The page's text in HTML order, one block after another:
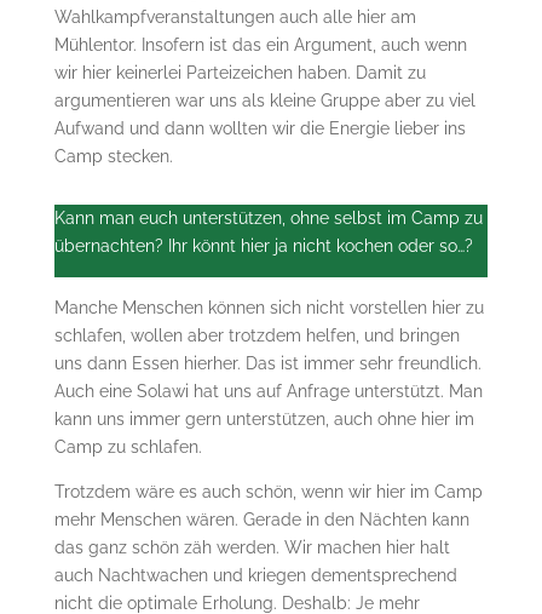
Wahlkampfveranstaltungen auch alle hier am
Mühlentor. Insofern ist das ein Argument, auch wenn
wir hier keinerlei Parteizeichen haben. Damit zu
argumentieren war uns als kleine Gruppe aber zu viel
Aufwand und dann wollten wir die Energie lieber ins
Camp stecken.
Kann man euch unterstützen, ohne selbst im Camp zu
übernachten? Ihr könnt hier ja nicht kochen oder so…?
Manche Menschen können sich nicht vorstellen hier zu
schlafen, wollen aber trotzdem helfen, und bringen
uns dann Essen hierher. Das ist immer sehr freundlich.
Auch eine Solawi hat uns auf Anfrage unterstützt. Man
kann uns immer gern unterstützen, auch ohne hier im
Camp zu schlafen.
Trotzdem wäre es auch schön, wenn wir hier im Camp
mehr Menschen wären. Gerade in den Nächten kann
das ganz schön zäh werden. Wir machen hier halt
auch Nachtwachen und kriegen dementsprechend
nicht die optimale Erholung. Deshalb: Je mehr